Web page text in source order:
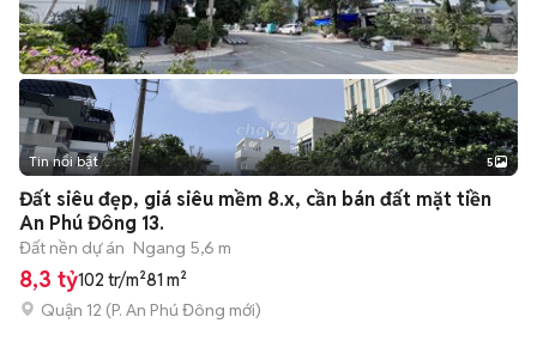
Tin nổi bật 5
Đất siêu đẹp, giá siêu mềm 8.x, cần bán đất mặt tiền
An Phú Đông 13.
Đất nền dự án Ngang 5,6 m
8,3 tỷ102 tr/m²81 m²
Quận 12 (P. An Phú Đông mới)